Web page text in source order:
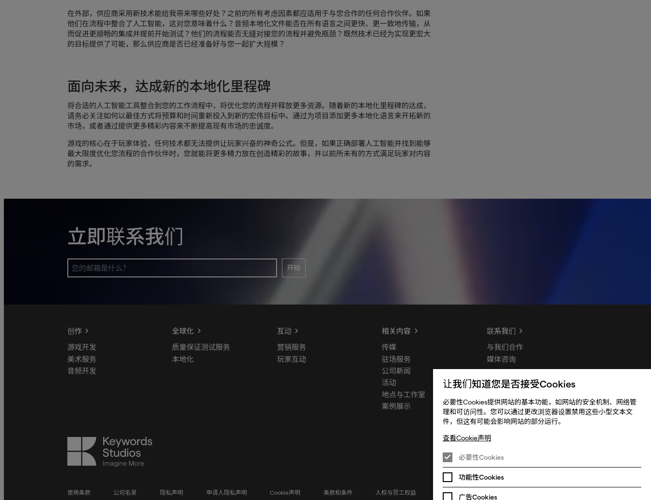
在外部，供应商采用新技术能给我带来哪些好处？之前的所有考虑因素都应适用于与您合作的任何合作伙伴。如果
他们在流程中整合了人工智能，这对您意味着什么？音频本地化文件能否在所有语言之间更快、更一致地传输，从
而促进更顺畅的集成并提前开始测试？他们的流程能否无缝对接您的流程并避免瓶颈？既然技术已经为实现更宏大
的目标提供了可能，那么供应商是否已经准备好与您一起扩大规模？
面向未来，达成新的本地化里程碑
将合适的人工智能工具整合到您的工作流程中，将优化您的流程并释放更多资源。随着新的本地化里程碑的达成，
请务必关注如何以最佳方式将预算和时间重新投入到新的宏伟目标中。通过为项目添加更多本地化语言来开拓新的
市场，或者通过提供更多精彩内容来不断提高现有市场的忠诚度。
游戏的核心在于玩家体验，任何技术都无法提供让玩家兴奋的神奇公式。但是，如果正确部署人工智能并找到能够
最大限度优化您流程的合作伙伴时，您就能将更多精力放在创造精彩的故事，并以前所未有的方式满足玩家对内容
的需求。
立即联系我们
开始
创作
游戏开发
美术服务
音频开发
全球化
质量保证测试服务
本地化
互动
营销服务
玩家互动
相关内容
传媒
驻场服务
公司新闻
活动
地点与工作室
案例展示
联系我们
与我们合作
媒体咨询
Keywords
Studios
使用条款 公司名录 隐私声明 申请人隐私声明 Cookie声明 条款和条件 人权与劳工权益 全球政策
让我们知道您是否接受Cookies
必要性Cookies提供网站的基本功能，如网站的安全机制、网络管
理和可访问性。您可以通过更改浏览器设置禁用这些小型文本文
件，但这有可能会影响网站的部分运行。
查看Cookie声明
必要性Cookies
功能性Cookies
广告Cookies